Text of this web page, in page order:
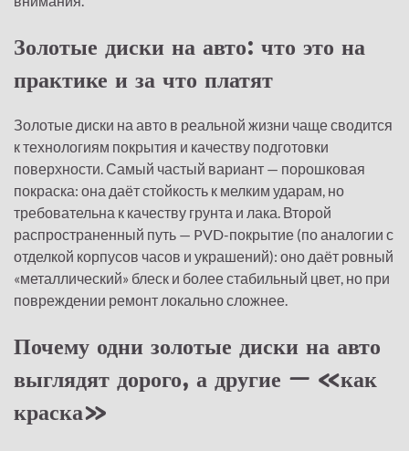
Золотые диски на авто: что это на
практике и за что платят
Золотые диски на авто в реальной жизни чаще сводится
к технологиям покрытия и качеству подготовки
поверхности. Самый частый вариант — порошковая
покраска: она даёт стойкость к мелким ударам, но
требовательна к качеству грунта и лака. Второй
распространенный путь — PVD-покрытие (по аналогии с
отделкой корпусов часов и украшений): оно даёт ровный
«металлический» блеск и более стабильный цвет, но при
повреждении ремонт локально сложнее.
Почему одни золотые диски на авто
выглядят дорого, а другие — «как
краска»